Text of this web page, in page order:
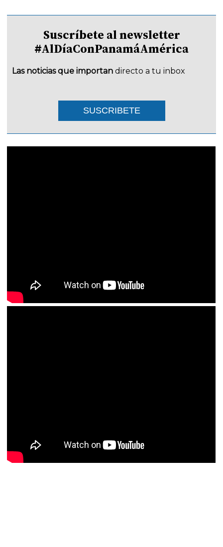
Suscríbete al newsletter
#AlDíaConPanamáAmérica
Las noticias que importan directo a tu inbox
SUSCRIBETE